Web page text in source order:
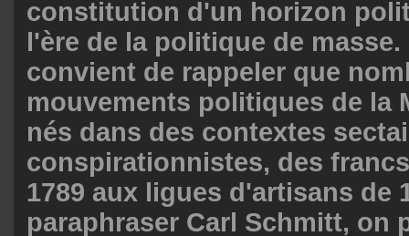
constitution d'un horizon
l'ère de la politique de
convient de rappeler que
mouvements politiques de la
nés dans des contextes
conspirationnistes, des
1789 aux ligues d'artisans de
paraphraser Carl Schmitt, on